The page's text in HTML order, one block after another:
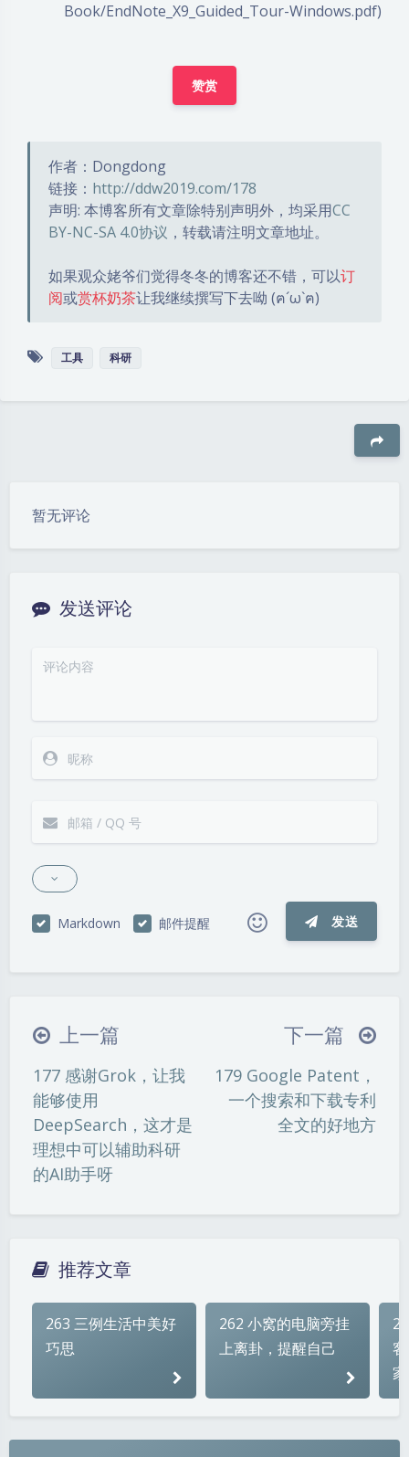
夜间模式
Sans Serif Serif
Book/EndNote_X9_Guided_Tour-Windows.pdf)
赞赏
作者：Dongdong
链接： http://ddw2019.com/178
声明: 本博客所有文章除特别声明外，均采用CC
BY-NC-SA 4.0协议 ，转载请注明文章地址。
如果观众姥爷们觉得冬冬的博客还不错，可以订
阅或赏杯奶茶让我继续撰写下去呦 (ฅ´ω`ฅ)
工具 科研
暂无评论
发送评论
Markdown 邮件提醒 发送
∠( ᐛ 」∠)＿
୧(๑•̀⌄•́๑)૭
(ノ°ο°)ノ
(´இ皿இ｀)
(ฅ´ω`ฅ)
(╯°A°)╯︵○○○
φ(￣∇￣o)
ヾ(´･ ･｀｡)ノ"
( ๑´•ω•) "(ㆆᴗㆆ)
上一篇
177 感谢Grok，让我
能够使用
DeepSearch，这才是
理想中可以辅助科研
的AI助手呀
下一篇
179 Google Patent，
一个搜索和下载专利
全文的好地方
推荐文章
263 三例生活中美好
巧思
262 小窝的电脑旁挂
上离卦，提醒自己